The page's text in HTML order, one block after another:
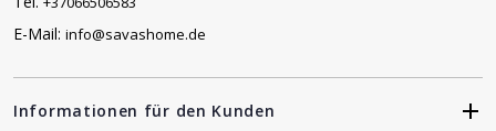
E-Mail: info@savashome.de
Informationen für den Kunden